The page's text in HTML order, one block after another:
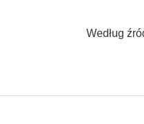
Według